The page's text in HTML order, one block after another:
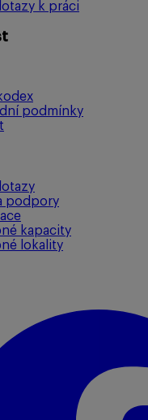
k práci
podmínky
podpory
kapacity
lokality